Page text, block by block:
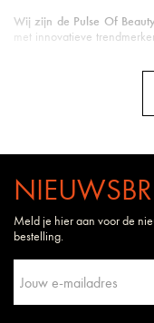
Wij zijn de Pulse Of
met innovatieve
:
: Uw
kappers op meerdere
webinars en seminars in de
Daarom begrijpen wij uw
Meld je hier aan voor de
bestelling.